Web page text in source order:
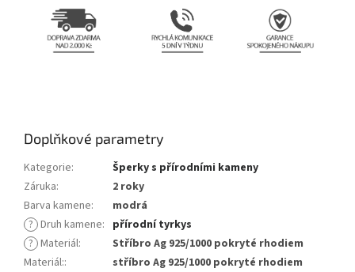
Doplňkové parametry
Kategorie:
Šperky s přírodními kameny
Záruka:
2 roky
Barva kamene:
modrá
? Druh kamene: přírodní tyrkys
? Materiál:
Stříbro Ag 925/1000 pokryté rhodiem
Materiál::
stříbro Ag 925/1000 pokryté rhodiem